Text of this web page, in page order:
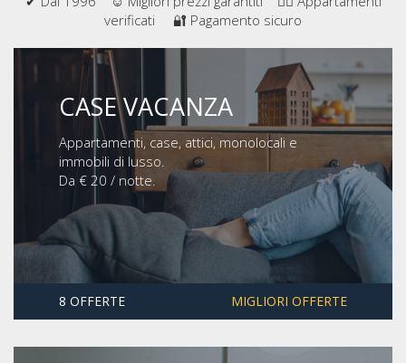
verificati 🔐 Pagamento sicuro
CASE VACANZA
Appartamenti, case, attici, monolocali e
immobili di lusso.
Da € 20 / notte.
8 OFFERTE MIGLIORI OFFERTE